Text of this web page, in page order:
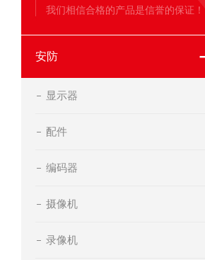
我们相信合格的产品是信誉的保证！
安防
显示器
配件
编码器
摄像机
录像机